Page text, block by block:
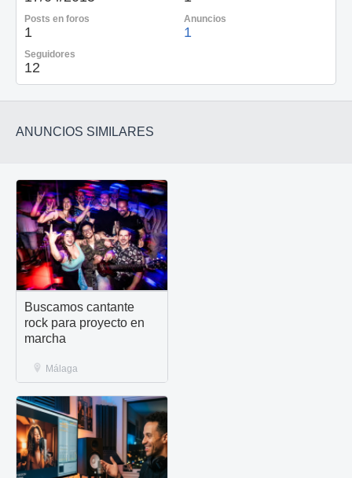
Posts en foros
1
Anuncios
1
Seguidores
12
ANUNCIOS SIMILARES
Buscamos cantante
rock para proyecto en
marcha
Málaga